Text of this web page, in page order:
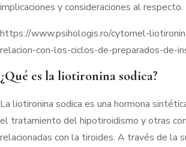
implicaciones y consideraciones al respecto.
https://www.psihologis.ro/cytomel-
relacion-con-los-ciclos-de-preparados-de-
¿Qué es la liotironina sodica?
La liotironina sodica es una hormona
el tratamiento del hipotiroidismo y otras
relacionadas con la tiroides. A través de la